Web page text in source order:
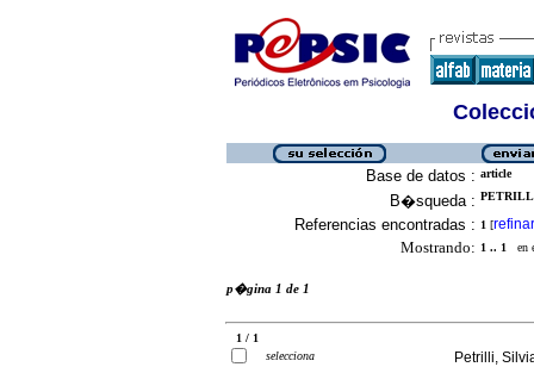
Base de datos : article
B�squeda :
Referencias encontradas : 1 [refinar
Mostrando: 1 .. 1 en
p�gina 1 de 1
1 / 1
selecciona
Petrilli,